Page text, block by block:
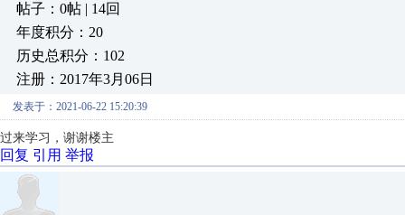
帖子：0帖 | 14回
年度积分：20
历史总积分：102
注册：2017年3月06日
发表于：2021-06-22 15:20:39
过来学习，谢谢楼主
回复 引用 举报